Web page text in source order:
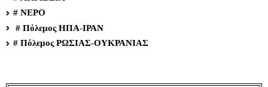
# ΝΕΡΟ
# Πόλεμος ΗΠΑ-ΙΡΑΝ
# Πόλεμος ΡΩΣΙΑΣ-ΟΥΚΡΑΝΙΑΣ